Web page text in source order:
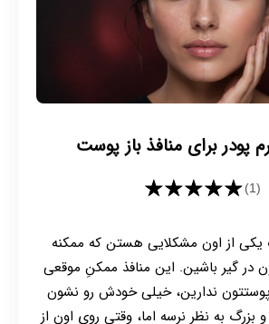
پودر برای منافذ باز پوست
★★★★★(1)
یکی از اون مشکلایی هستن که ممکنه
در گیر باشین. این منافذ ممکنِ موقعی
ندارین، خیلی خودش رو نشون
بزرگ به نظر نرسه اما، وقتی روی اون از